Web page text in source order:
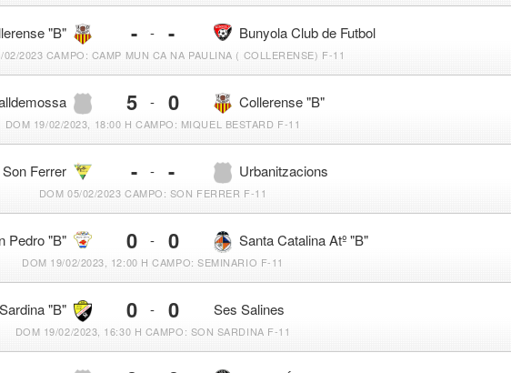
"B" - - Bunyola Club de Futbol
-
02/2023 CAMPO: CAMP MUN CA NA PAULINA ( COLLERENSE) F-11
5 - Collerense "B"
0
DOM 19/02/2023, 18:00 H CAMPO: MIQUEL BESTARD F-11
Son Ferrer - - Urbanitzacions
-
DOM 05/02/2023 CAMPO: SON FERRER F-11
Pedro "B" 0 - Santa Catalina Atº "B"
0
DOM 19/02/2023, 12:00 H CAMPO: SEMINARIO F-11
"B" 0 - Ses Salines
0
DOM 19/02/2023, 16:30 H CAMPO: SON SARDINA F-11